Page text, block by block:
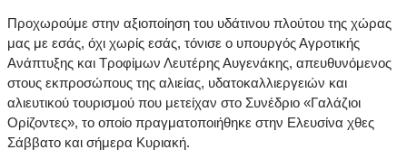
Προχωρούμε στην αξιοποίηση του υδάτινου πλούτου της χώρας
μας με εσάς, όχι χωρίς εσάς, τόνισε ο υπουργός Αγροτικής
Ανάπτυξης και Τροφίμων Λευτέρης Αυγενάκης, απευθυνόμενος
στους εκπροσώπους της αλιείας, υδατοκαλλιεργειών και
αλιευτικού τουρισμού που μετείχαν στο Συνέδριο «Γαλάζιοι
Ορίζοντες», το οποίο πραγματοποιήθηκε στην Ελευσίνα χθες
Σάββατο και σήμερα Κυριακή.